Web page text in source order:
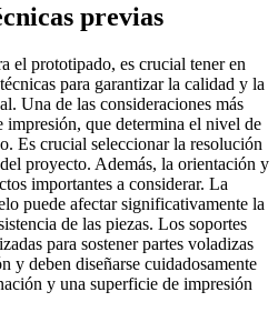
previas
el prototipado, es crucial tener en
para garantizar la calidad y la
Una de las consideraciones más
impresión, que determina el nivel de
Es crucial seleccionar la resolución
proyecto. Además, la orientación y
importantes a considerar. La
puede afectar significativamente la
de las piezas. Los soportes
para sostener partes voladizas
y deben diseñarse cuidadosamente
y una superficie de impresión